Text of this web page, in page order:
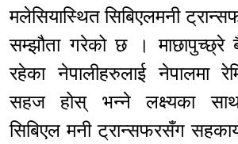
मलेसियास्थित सिबिएलमनी
सम्झौता गरेको छ । माछापुच्छ्रे
रहेका नेपालीहरुलाई नेपालमा
सहज होस् भन्ने लक्ष्यका साथ
सिबिएल मनी ट्रान्सफरसँग